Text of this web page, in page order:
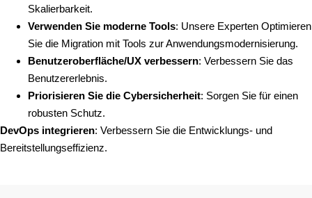
Skalierbarkeit.
Verwenden Sie moderne Tools: Unsere Experten Optimieren
Sie die Migration mit Tools zur Anwendungsmodernisierung.
Benutzeroberfläche/UX verbessern: Verbessern Sie das
Benutzererlebnis.
Priorisieren Sie die Cybersicherheit: Sorgen Sie für einen
robusten Schutz.
DevOps integrieren: Verbessern Sie die Entwicklungs- und
Bereitstellungseffizienz.